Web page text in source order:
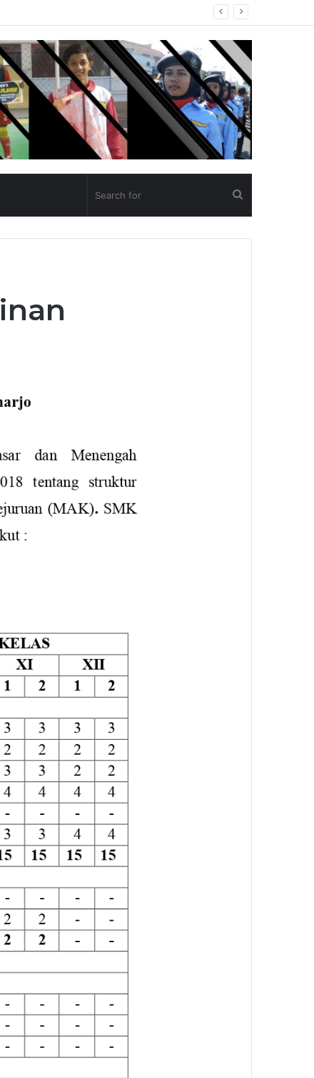
2025/2026
for